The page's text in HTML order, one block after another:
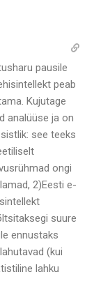
pausile
peab
Kujutage
analüüse ja on
see teeks
ongi
2)Eesti e-
suure
ennustaks
(kui
lahku